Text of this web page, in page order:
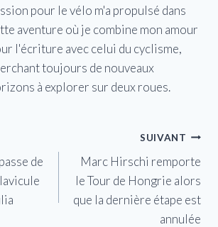
pour le vélo m'a propulsé dans
aventure où je combine mon amour
l'écriture avec celui du cyclisme,
toujours de nouveaux
à explorer sur deux roues.
de
SUIVANT
Marc Hirschi remporte
le Tour de Hongrie alors
que la dernière étape est
annulée